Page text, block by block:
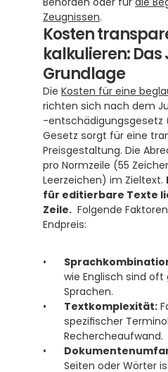
Zeugnissen.
Kosten
kalkulieren: Das
Grundlage
Die Kosten für eine
richten sich nach dem
-entschädigungsgesetz
Gesetz sorgt für eine
Preisgestaltung. Die
pro Normzeile (55
Leerzeichen) im Zieltext.
für editierbare Texte
Zeile.
Folgende
Endpreis:
wie Englisch sind
Sprachen.
Textkomplexität:
spezifischer
Rechercheaufwand.
Seiten oder Wörter